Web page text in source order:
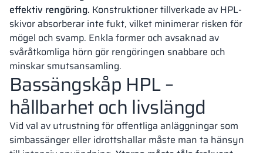
effektiv rengöring. Konstruktioner tillverkade av HPL-
skivor absorberar inte fukt, vilket minimerar risken för
mögel och svamp. Enkla former och avsaknad av
svåråtkomliga hörn gör rengöringen snabbare och
minskar smutsansamling.
Bassängskåp HPL –
hållbarhet och livslängd
Vid val av utrustning för offentliga anläggningar som
simbassänger eller idrottshallar måste man ta hänsyn